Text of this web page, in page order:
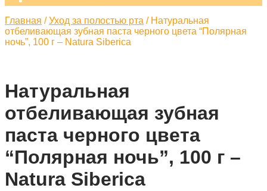
Главная /Уход за полостью рта / Натуральная
отбеливающая зубная паста черного цвета “Полярная
ночь”, 100 г – Natura Siberica
Натуральная
отбеливающая зубная
паста черного цвета
“Полярная ночь”, 100 г –
Natura Siberica